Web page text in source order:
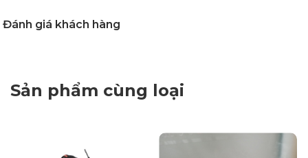
Đánh giá khách hàng
Sản phẩm cùng loại